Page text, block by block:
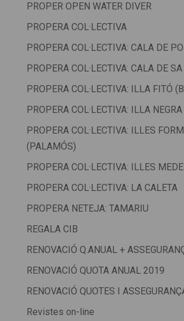
PROPER OPEN WATER DIVER
PROPERA COL·LECTIVA
PROPERA COL·LECTIVA: CALA DE
PROPERA COL·LECTIVA: CALA DE
PROPERA COL·LECTIVA: ILLA FITÓ
PROPERA COL·LECTIVA: ILLA NEGRA
PROPERA COL·LECTIVA: ILLES
(PALAMÓS)
PROPERA COL·LECTIVA: ILLES
PROPERA COL·LECTIVA: LA CALETA
PROPERA NETEJA: TAMARIU
REGALA CIB
RENOVACIÓ Q.ANUAL +
RENOVACIÓ QUOTA ANUAL 2019
RENOVACIÓ QUOTES I
Revistes on-line